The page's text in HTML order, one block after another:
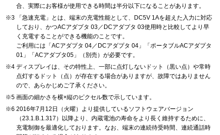
合、実際にお客様が使用できる時間は半分以下になることがあります。
「急速充電」とは、端末の充電性能として、DC5V 1Aを超えた入力に対応
しており、かつACアダプタ 03／DCアダプタ 03使用時と比較してより早
く充電することができる機能のことです。
ご利用には「ACアダプタ 04／DCアダプタ 04」「ポータブルACアダプタ
01」「ACアダプタ05」（別売）が必要です。
ディスプレイは、その特性上、一部に点灯しないドット（黒い点）や常時
点灯するドット（点）が存在する場合がありますが、故障ではありません
ので、あらかじめご了承ください。
画面の細かさを横×縦のピクセル数で示しています。
2016年7月12日（火曜）より提供しているソフトウェアバージョン
（23.1.B.1.317）以降より、内蔵電池の寿命をより長く維持するために、
充電制御を最適化しております。なお、端末の連続待受時間、連続通話時